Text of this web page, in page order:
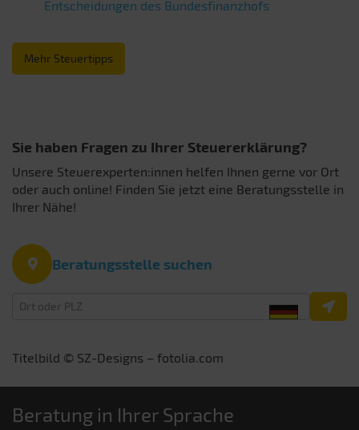
Entscheidungen des Bundesfinanzhofs
Mehr Steuertipps
Sie haben Fragen zu Ihrer Steuererklärung?
Unsere Steuerexperten:innen helfen Ihnen gerne vor Ort
oder auch online! Finden Sie jetzt eine Beratungsstelle in
Ihrer Nähe!
Beratungsstelle suchen
Titelbild © SZ-Designs – fotolia.com
Beratung in Ihrer Sprache